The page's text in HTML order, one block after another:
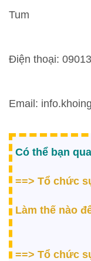
Tum
Điện thoại:
Email:
Có thể bạn
==>Tổ chức
Làm thế nào
==>Tổ chức